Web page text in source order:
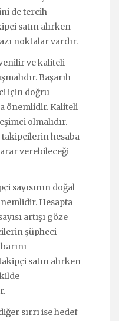
de tercih
satın alırken
noktalar vardır.
ve kaliteli
Başarılı
için doğru
önemlidir. Kaliteli
olmalıdır.
takipçilerin hesaba
verebileceği
sayısının doğal
Hesapta
artışı göze
şüpheci
satın alırken
sırrı ise hedef